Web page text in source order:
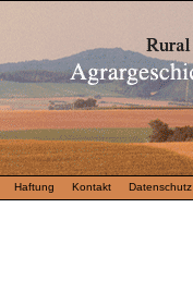
Haftung Kontakt Datenschutz